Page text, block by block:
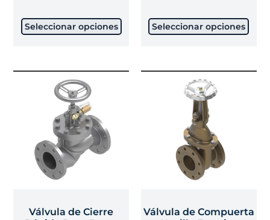
Seleccionar opciones Seleccionar opciones
Válvula de Cierre
Válvula de Compuerta